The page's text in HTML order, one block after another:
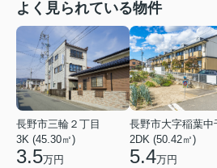
よく見られている物件
長野市三輪２丁目
3K (45.30㎡)
3.5万円
長野市大字稲葉中
2DK (50.42㎡)
5.4万円